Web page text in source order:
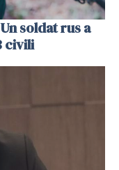
soldat rus a
civili